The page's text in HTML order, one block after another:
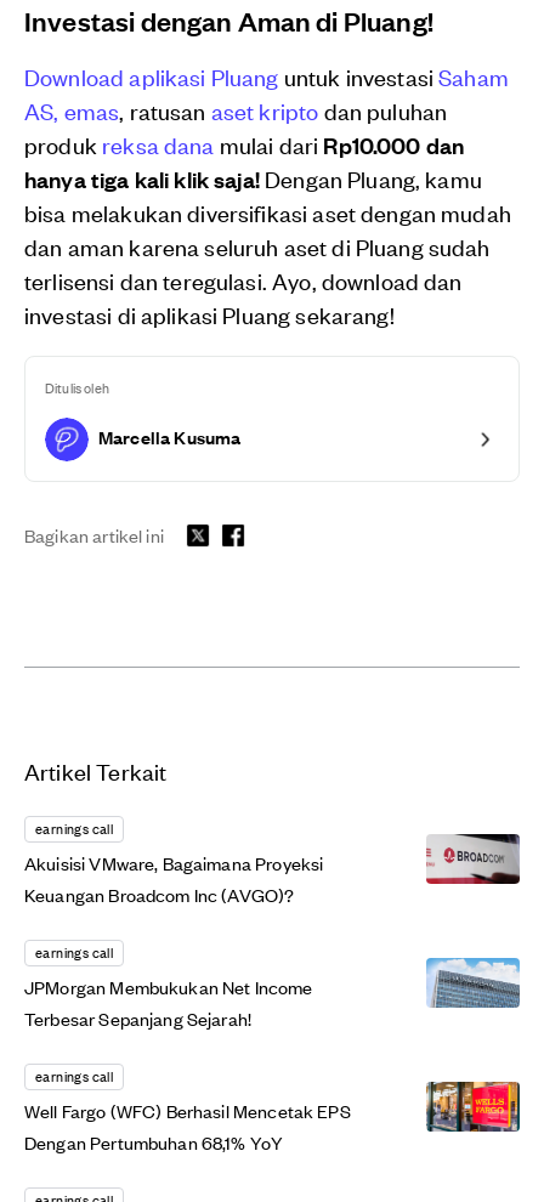
Investasi dengan Aman di Pluang!
Download aplikasi Pluang untuk investasiSaham
AS, emas , ratusan aset kripto dan puluhan
produk reksa dana mulai dari Rp10.000 dan
hanya tiga kali klik saja!Dengan Pluang, kamu
bisa melakukan diversifikasi aset dengan mudah
dan aman karena seluruh aset di Pluang sudah
terlisensi dan teregulasi. Ayo, download dan
investasi di aplikasi Pluang sekarang!
Ditulis oleh
Marcella Kusuma
Bagikan artikel ini
Artikel Terkait
earnings call
Akuisisi VMware, Bagaimana Proyeksi
Keuangan Broadcom Inc (AVGO)?
earnings call
JPMorgan Membukukan Net Income
Terbesar Sepanjang Sejarah!
earnings call
Well Fargo (WFC) Berhasil Mencetak EPS
Dengan Pertumbuhan 68,1% YoY